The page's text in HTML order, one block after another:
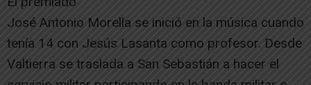
José Antonio Morella se inició en la música cuando
tenía 14 con Jesús Lasanta como profesor. Desde
Valtierra se traslada a San Sebastián a hacer el